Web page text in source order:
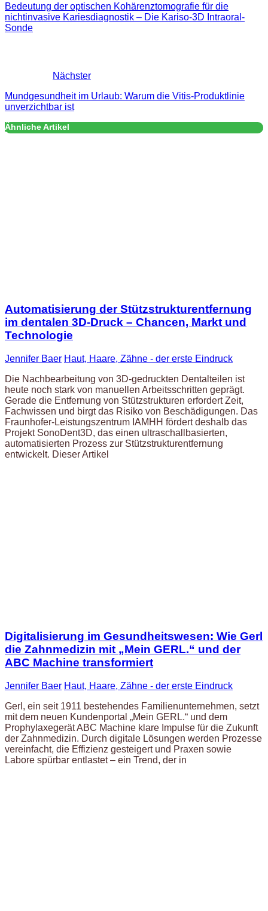
Bedeutung der optischen Kohärenztomografie für die
nichtinvasive Kariesdiagnostik – Die Kariso-3D Intraoral-
Sonde
Nächster
Mundgesundheit im Urlaub: Warum die Vitis-Produktlinie
unverzichtbar ist
Ähnliche Artikel
Automatisierung der Stützstrukturentfernung
im dentalen 3D-Druck – Chancen, Markt und
Technologie
Jennifer Baer Haut, Haare, Zähne - der erste Eindruck
Die Nachbearbeitung von 3D-gedruckten Dentalteilen ist
heute noch stark von manuellen Arbeitsschritten geprägt.
Gerade die Entfernung von Stützstrukturen erfordert Zeit,
Fachwissen und birgt das Risiko von Beschädigungen. Das
Fraunhofer-Leistungszentrum IAMHH fördert deshalb das
Projekt SonoDent3D, das einen ultraschallbasierten,
automatisierten Prozess zur Stützstrukturentfernung
entwickelt. Dieser Artikel
Digitalisierung im Gesundheitswesen: Wie Gerl
die Zahnmedizin mit „Mein GERL.“ und der
ABC Machine transformiert
Jennifer Baer Haut, Haare, Zähne - der erste Eindruck
Gerl, ein seit 1911 bestehendes Familienunternehmen, setzt
mit dem neuen Kundenportal „Mein GERL.“ und dem
Prophylaxegerät ABC Machine klare Impulse für die Zukunft
der Zahnmedizin. Durch digitale Lösungen werden Prozesse
vereinfacht, die Effizienz gesteigert und Praxen sowie
Labore spürbar entlastet – ein Trend, der in